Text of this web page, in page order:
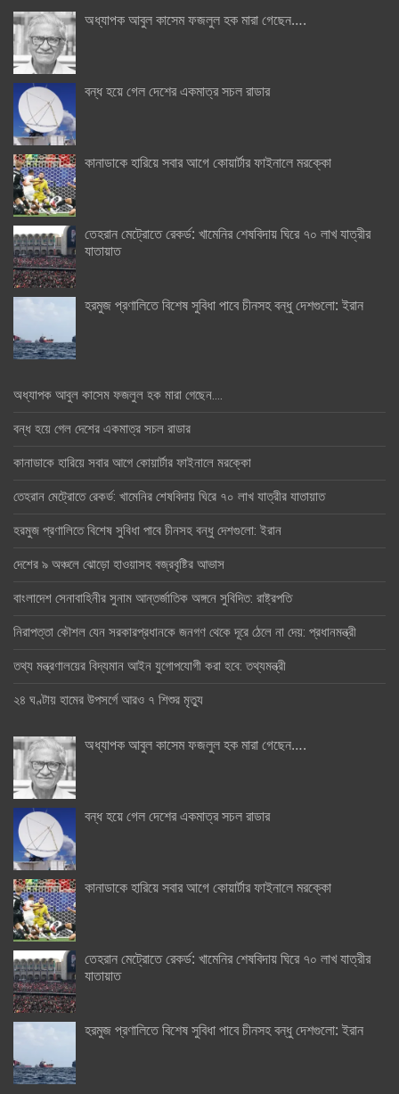
অধ্যাপক আবুল কাসেম ফজলুল হক মারা গেছেন….
বন্ধ হয়ে গেল দেশের একমাত্র সচল রাডার
কানাডাকে হারিয়ে সবার আগে কোয়ার্টার ফাইনালে মরক্কো
তেহরান মেট্রোতে রেকর্ড: খামেনির শেষবিদায় ঘিরে ৭০ লাখ যাত্রীর
যাতায়াত
হরমুজ প্রণালিতে বিশেষ সুবিধা পাবে চীনসহ বন্ধু দেশগুলো: ইরান
অধ্যাপক আবুল কাসেম ফজলুল হক মারা গেছেন….
বন্ধ হয়ে গেল দেশের একমাত্র সচল রাডার
কানাডাকে হারিয়ে সবার আগে কোয়ার্টার ফাইনালে মরক্কো
তেহরান মেট্রোতে রেকর্ড: খামেনির শেষবিদায় ঘিরে ৭০ লাখ যাত্রীর যাতায়াত
হরমুজ প্রণালিতে বিশেষ সুবিধা পাবে চীনসহ বন্ধু দেশগুলো: ইরান
দেশের ৯ অঞ্চলে ঝোড়ো হাওয়াসহ বজ্রবৃষ্টির আভাস
বাংলাদেশ সেনাবাহিনীর সুনাম আন্তর্জাতিক অঙ্গনে সুবিদিত: রাষ্ট্রপতি
নিরাপত্তা কৌশল যেন সরকারপ্রধানকে জনগণ থেকে দূরে ঠেলে না দেয়: প্রধানমন্ত্রী
তথ্য মন্ত্রণালয়ের বিদ্যমান আইন যুগোপযোগী করা হবে: তথ্যমন্ত্রী
২৪ ঘণ্টায় হামের উপসর্গে আরও ৭ শিশুর মৃত্যু
অধ্যাপক আবুল কাসেম ফজলুল হক মারা গেছেন….
বন্ধ হয়ে গেল দেশের একমাত্র সচল রাডার
কানাডাকে হারিয়ে সবার আগে কোয়ার্টার ফাইনালে মরক্কো
তেহরান মেট্রোতে রেকর্ড: খামেনির শেষবিদায় ঘিরে ৭০ লাখ যাত্রীর
যাতায়াত
হরমুজ প্রণালিতে বিশেষ সুবিধা পাবে চীনসহ বন্ধু দেশগুলো: ইরান